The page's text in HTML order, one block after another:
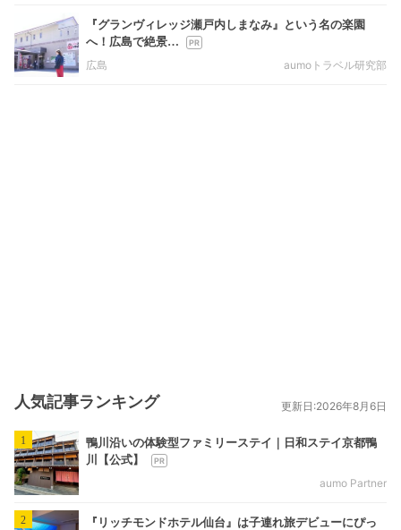
『グランヴィレッジ瀬戸内しまなみ』という名の楽園
へ！広島で絶景…
広島
aumoトラベル研究部
人気記事ランキング 更新日:2026年8月6日
1
鴨川沿いの体験型ファミリーステイ｜日和ステイ京都鴨
川【公式】
aumo Partner
2
『リッチモンドホテル仙台』は子連れ旅デビューにぴっ